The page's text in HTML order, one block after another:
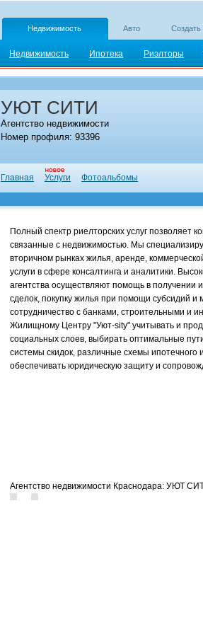
Недвижимость Авто Создать
Недвижимость Ипотека Риэлторы
УЮТ СИТИ
Агентство недвижимости
Номер профиля: 93396
Главная Услуги Фотоальбомы
Полный спектр риелторских услуг
связанные с недвижимостью. Мы
вторичном рынках жилья, аренде,
услуги в сфере консалтинга и аналитики.
агентства осуществляют помощь в получении
сделок, покупку жилья при помощи субсидий и
сотрудничество с банками, строительными и
Жилищному Центру "Уют-sity" учитывать и
социальных слоев, выбирать оптимальные
системы скидок, различные схемы ипотечного
обеспечивать юридическую защиту и
Агентство недвижимости Краснодара: УЮТ